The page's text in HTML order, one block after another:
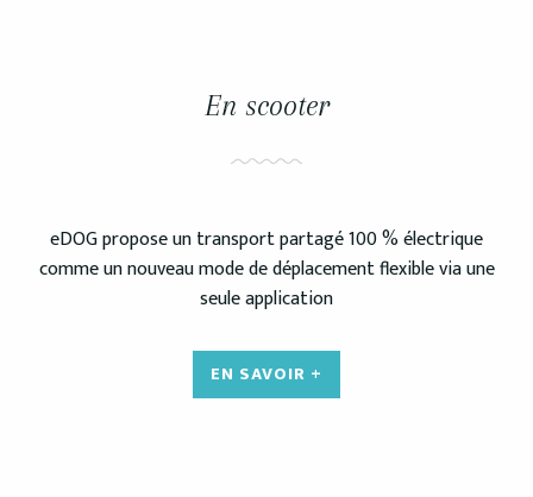
En scooter
eDOG propose un transport partagé 100 % électrique
comme un nouveau mode de déplacement flexible via une
seule application
EN SAVOIR +